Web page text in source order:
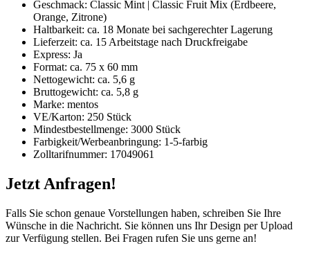
Geschmack: Classic Mint | Classic Fruit Mix (Erdbeere,
Orange, Zitrone)
Haltbarkeit: ca. 18 Monate bei sachgerechter Lagerung
Lieferzeit: ca. 15 Arbeitstage nach Druckfreigabe
Express: Ja
Format: ca. 75 x 60 mm
Nettogewicht: ca. 5,6 g
Bruttogewicht: ca. 5,8 g
Marke: mentos
VE/Karton: 250 Stück
Mindestbestellmenge: 3000 Stück
Farbigkeit/Werbeanbringung: 1-5-farbig
Zolltarifnummer: 17049061
Jetzt Anfragen!
Falls Sie schon genaue Vorstellungen haben, schreiben Sie Ihre
Wünsche in die Nachricht. Sie können uns Ihr Design per Upload
zur Verfügung stellen. Bei Fragen rufen Sie uns gerne an!